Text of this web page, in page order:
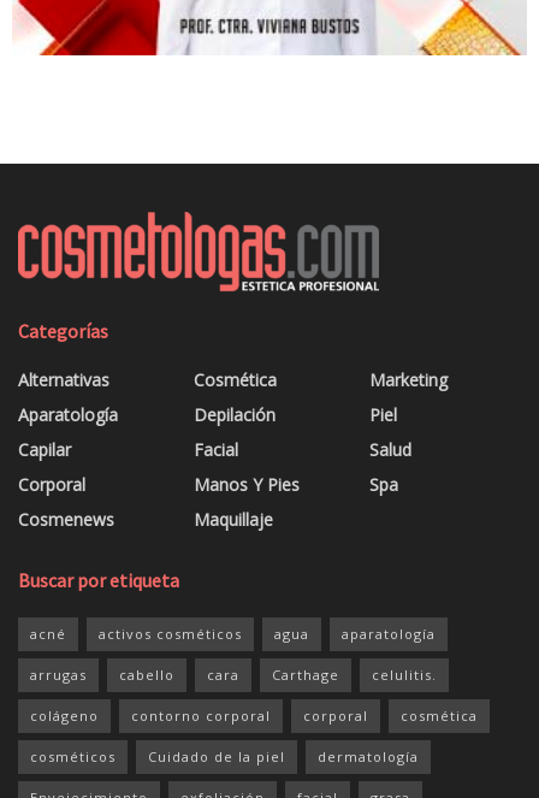
Categorías
Alternativas
Aparatología
Capilar
Corporal
Cosmenews
Cosmética
Depilación
Facial
Manos Y Pies
Maquillaje
Marketing
Piel
Salud
Spa
Buscar por etiqueta
acné activos cosméticos agua aparatología
arrugas cabello cara Carthage celulitis.
colágeno contorno corporal corporal cosmética
cosméticos Cuidado de la piel dermatología